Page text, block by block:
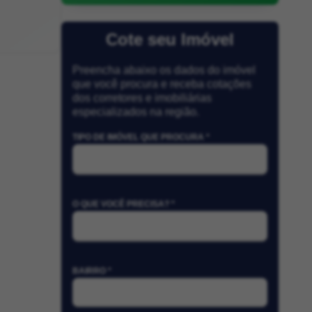
Cote seu Imóvel
Preencha abaixo os dados do imóvel
que você procura e receba cotações
dos corretores e imobiliárias
especializados na região.
TIPO DE IMÓVEL QUE PROCURA *
O QUE VOCÊ PRECISA? *
BAIRRO *